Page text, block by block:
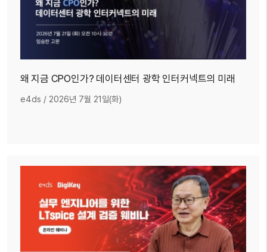
왜 지금 CPO인가? 데이터센터 광학 인터커넥트의 미래
e4ds / 2026년 7월 21일(화)